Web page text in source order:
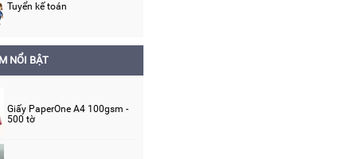
Tuyển kế toán
NỔI BẬT
Giấy PaperOne A4 100gsm -
500 tờ